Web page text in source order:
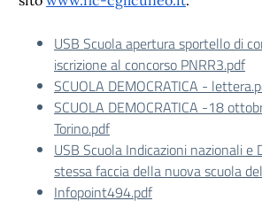
USB Scuola apertura sportello di
iscrizione al concorso PNRR3.pdf
SCUOLA DEMOCRATICA -
SCUOLA DEMOCRATICA -18
Torino.pdf
USB Scuola Indicazioni nazionali e
stessa faccia della nuova scuola
Infopoint494.pdf